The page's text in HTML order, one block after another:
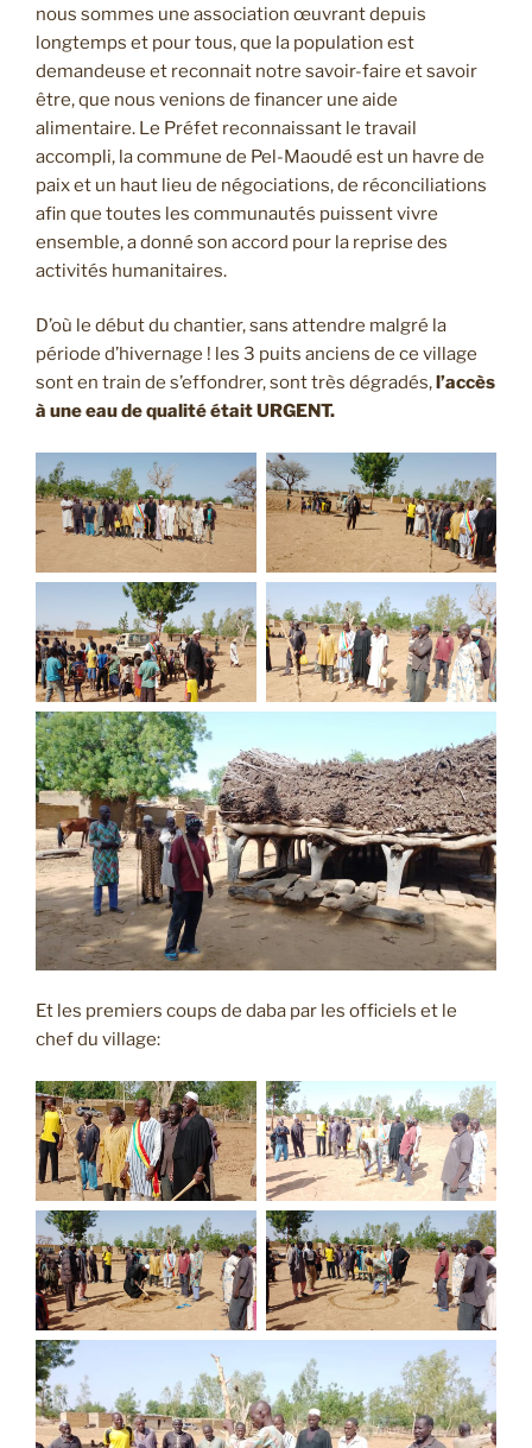
nous sommes une association œuvrant depuis
longtemps et pour tous, que la population est
demandeuse et reconnait notre savoir-faire et savoir
être, que nous venions de financer une aide
alimentaire. Le Préfet reconnaissant le travail
accompli, la commune de Pel-Maoudé est un havre de
paix et un haut lieu de négociations, de réconciliations
afin que toutes les communautés puissent vivre
ensemble, a donné son accord pour la reprise des
activités humanitaires.
D’où le début du chantier, sans attendre malgré la
période d’hivernage ! les 3 puits anciens de ce village
sont en train de s’effondrer, sont très dégradés,l’accès
à une eau de qualité était URGENT.
Et les premiers coups de daba par les officiels et le
chef du village: